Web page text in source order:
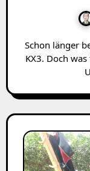
Schon länger besitze und benutze ich meinen Elecraft
KX3. Doch